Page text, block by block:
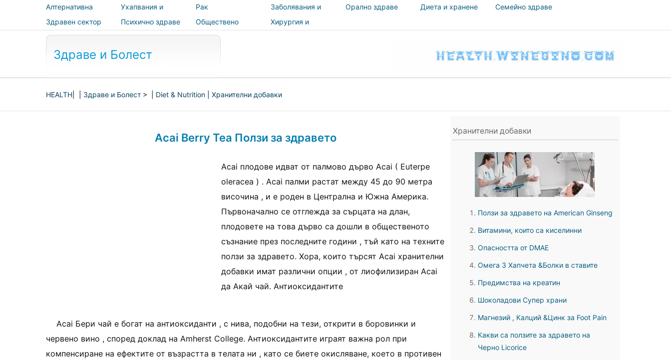
Алтернативна
медицина
Ухапвания и
ужилвания
Рак
Заболявания и
лечения
Орално здраве Диета и хранене
Семейно здраве
Здравен сектор
Психично здраве
Обществено
здраве и
Хирургия и
Здраве и Болест
HEALTH Здраве и Болест > | Diet & Nutrition Хранителни добавки
Acai Berry Tea Ползи за здравето
Acai плодове идват от палмово дърво Acai ( Euterpe
oleracea ) . Acai палми растат между 45 до 90 метра
височина , и е роден в Централна и Южна Америка.
Първоначално се отглежда за сърцата на длан,
плодовете на това дърво са дошли в общественото
съзнание през последните години , тъй като на техните
ползи за здравето. Хора, които търсят Acai хранителни
добавки имат различни опции , от лиофилизиран Acai
да Акай чай. Антиоксидантите
Acai Бери чай е богат на антиоксиданти , с нива, подобни на тези, открити в боровинки и
червено вино , според доклад на Amherst College. Антиоксидантите играят важна рол при
компенсиране на ефектите от възрастта в телата ни , като се биете окисляване, което в противен
Хранителни добавки
Ползи за здравето на American Ginseng
Витамини, които са киселинни
Опасността от DMAE
Омега 3 Хапчета &Болки в ставите
Предимства на креатин
Шоколадови Супер храни
Магнезий , Калций &Цинк за Foot Pain
Какви са ползите за здравето на
Черно Licorice